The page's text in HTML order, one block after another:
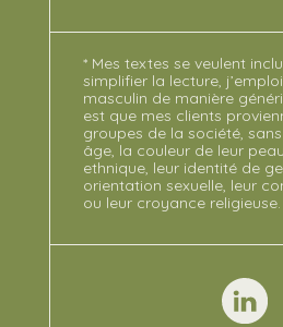
* Mes textes se veulent
simplifier la lecture,
masculin de manière
est que mes clients
groupes de la société,
âge, la couleur de leur
ethnique, leur identité de
orientation sexuelle, leur
ou leur croyance religieuse.